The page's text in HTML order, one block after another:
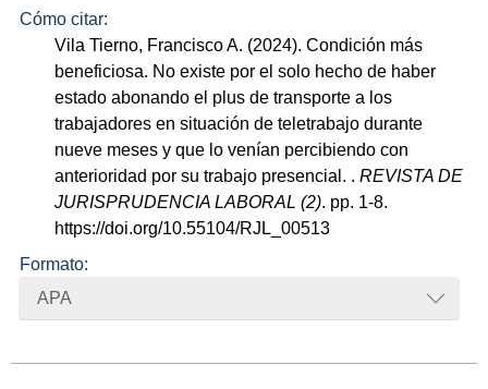
Cómo citar:
Vila Tierno, Francisco A. (2024). Condición más
beneficiosa. No existe por el solo hecho de haber
estado abonando el plus de transporte a los
trabajadores en situación de teletrabajo durante
nueve meses y que lo venían percibiendo con
anterioridad por su trabajo presencial. .REVISTA DE
JURISPRUDENCIA LABORAL (2). pp. 1-8.
https://doi.org/10.55104/RJL_00513
Formato:
APA